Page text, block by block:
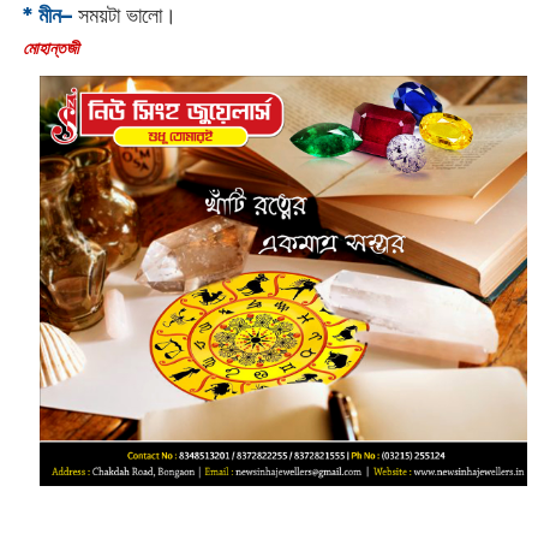
* মীন–সময়টা ভালো।
‌মোহান্তজী‌‌‌‌‌‌‌‌‌‌‌‌‌‌‌‌‌